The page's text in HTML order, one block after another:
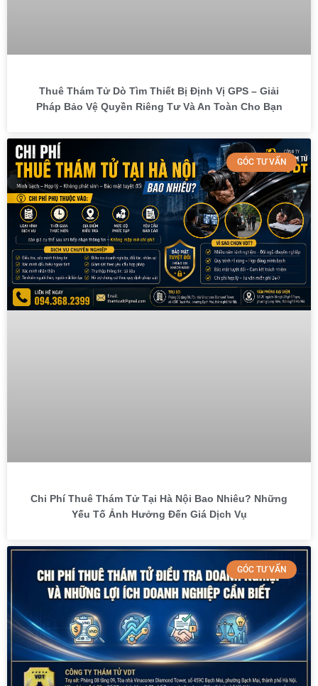
Thuê Thám Tử Dò Tìm Thiết Bị Định Vị GPS – Giải
Pháp Bảo Vệ Quyền Riêng Tư Và An Toàn Cho Bạn
GÓC TƯ VẤN
Chi Phí Thuê Thám Tử Tại Hà Nội Bao Nhiêu? Những
Yếu Tố Ảnh Hưởng Đến Giá Dịch Vụ
GÓC TƯ VẤN